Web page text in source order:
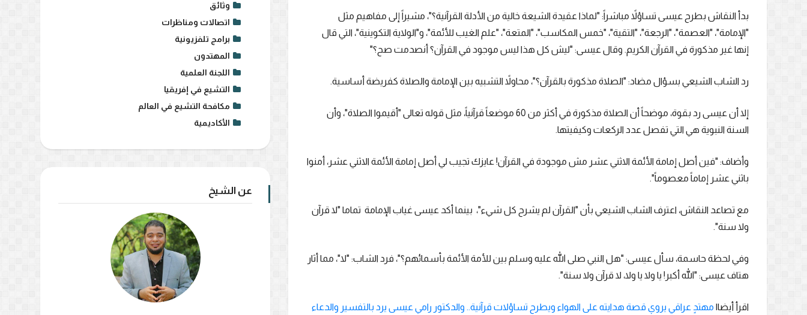
بدأ النقاش بطرح عيسى تساؤلاً مباشراً: "لماذا عقيدة الشيعة خالية من الأدلة القرآنية؟"، مشيراً إلى مفاهيم مثل
"الإمامة"، "العصمة"، "الرجعة"، "التقية"، "خمس المكاسب"، "المتعة"، "علم الغيب للأئمة"، و"الولاية التكوينية"، التي قال
إنها غير مذكورة في القرآن الكريم. وقال عيسى: "ليش كل هذا ليس موجود في القرآن؟ أنصدمت صح؟"
رد الشاب الشيعي بسؤال مضاد: "الصلاة مذكورة بالقرآن؟"، محاولاً التشبيه بين الإمامة والصلاة كفريضة أساسية.
إلا أن عيسى رد بقوة، موضحاً أن الصلاة مذكورة في أكثر من 60 موضعاً قرآنياً، مثل قوله تعالى "أقيموا الصلاة"، وأن
السنة النبوية هي التي تفصل عدد الركعات وكيفيتها.
وأضاف: "فين أصل إمامة الأئمة الاثني عشر مش موجودة في القرآن! عايزك تجيب لي أصل إمامة الأئمة الاثني عشر، أمنوا
باثني عشر إماماً معصوماً".
مع تصاعد النقاش، اعترف الشاب الشيعي بأن "القرآن لم يشرح كل شيء"، بينما أكد عيسى غياب الإمامة تماما "لا قرآن
ولا سنة".
وفي لحظة حاسمة، سأل عيسى: "هل النبي صلى الله عليه وسلم بين للأمة الأئمة بأسمائهم؟"، فرد الشاب: "لا"، مما أثار
هتاف عيسى: "الله أكبر! يا ولا يا ولا، لا قرآن ولا سنة".
اقرأ أيضا| مهتدٍ عراقي يروي قصة هدايته على الهواء ويطرح تساؤلات قرآنية.. والدكتور رامي عيسى يرد بالتفسير والدعاء
وثائق
اتصالات ومناظرات
برامج تلفزيونية
المهتدون
اللجنة العلمية
التشيع في إفريقيا
مكافحة التشيع في العالم
الأكاديمية
عن الشيخ